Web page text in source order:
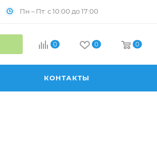
Пн – Пт: с 10:00 до 17:00
0 0 0
КОНТАКТЫ